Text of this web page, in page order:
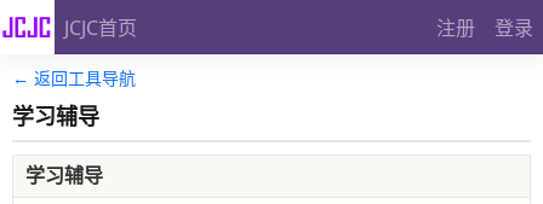
JCJC首页 注册 登录
← 返回工具导航
学习辅导
学习辅导